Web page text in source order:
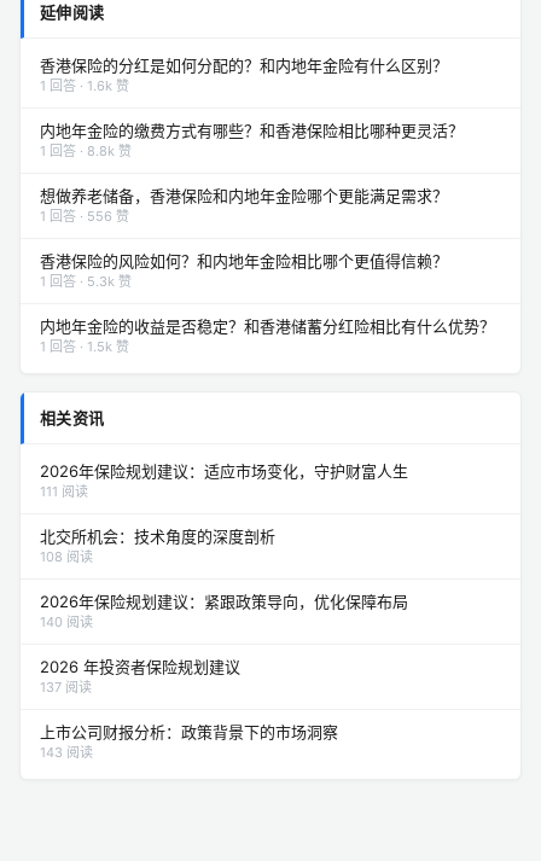
延伸阅读
香港保险的分红是如何分配的？和内地年金险有什么区别？
1 回答 · 1.6k 赞
内地年金险的缴费方式有哪些？和香港保险相比哪种更灵活？
1 回答 · 8.8k 赞
想做养老储备，香港保险和内地年金险哪个更能满足需求？
1 回答 · 556 赞
香港保险的风险如何？和内地年金险相比哪个更值得信赖？
1 回答 · 5.3k 赞
内地年金险的收益是否稳定？和香港储蓄分红险相比有什么优势？
1 回答 · 1.5k 赞
相关资讯
2026年保险规划建议：适应市场变化，守护财富人生
111 阅读
北交所机会：技术角度的深度剖析
108 阅读
2026年保险规划建议：紧跟政策导向，优化保障布局
140 阅读
2026 年投资者保险规划建议
137 阅读
上市公司财报分析：政策背景下的市场洞察
143 阅读